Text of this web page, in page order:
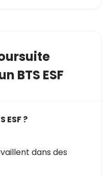
BTS ESF
ESF ?
dans des